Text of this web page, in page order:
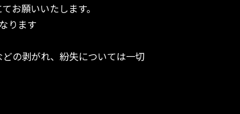
お願いいたします。
ります
の剥がれ、紛失については一切